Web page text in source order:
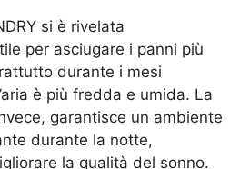
si è rivelata
per asciugare i panni più
durante i mesi
è più fredda e umida. La
garantisce un ambiente
durante la notte,
la qualità del sonno.